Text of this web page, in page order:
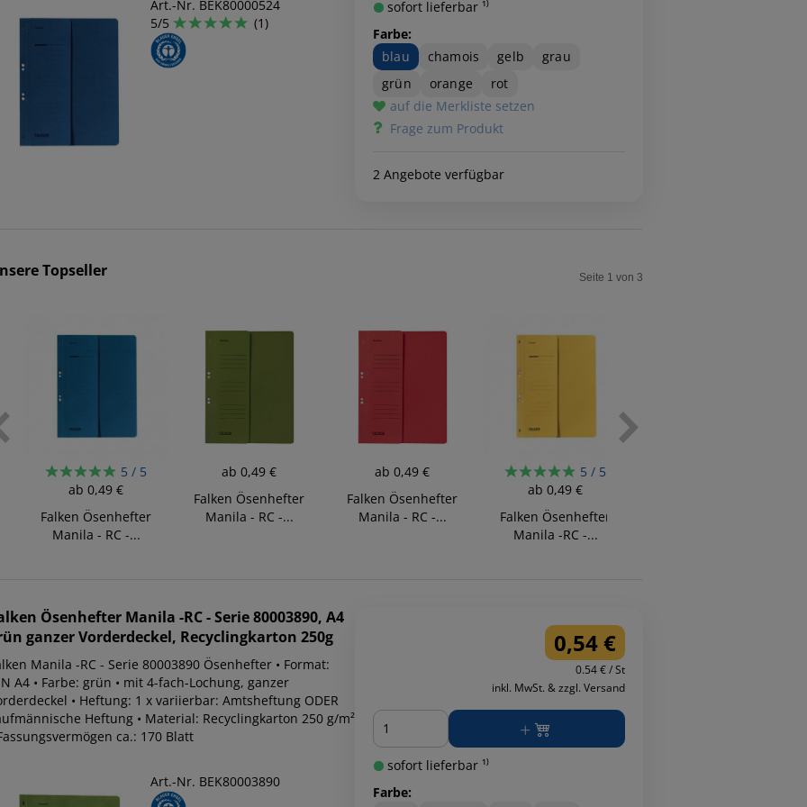
Art.-Nr. BEK80000524
5/5
(1)
sofort lieferbar ¹⁾
Farbe:
blau
chamois gelb
grau
grün
orange
rot
auf die Merkliste setzen
Frage zum Produkt
2 Angebote verfügbar
Topseller
5 / 5
ab 0,49 €
Falken Ösenhefter
Manila - RC -...
ab 0,49 €
Falken Ösenhefter
Manila - RC -...
ab 0,49 €
Falken Ösenhefter
Manila - RC -...
5 / 5
ab 0,49 €
Falken Ösenhefter
Manila -RC -...
Seite 1 von 3
Ösenhefter Manila -RC - Serie 80003890, A4
ganzer Vorderdeckel, Recyclingkarton 250g
Manila -RC - Serie 80003890 Ösenhefter • Format:
A4 • Farbe: grün • mit 4-fach-Lochung, ganzer
• Heftung: 1 x variierbar: Amtsheftung ODER
Heftung • Material: Recyclingkarton 250 g/m²
ca.: 170 Blatt
Art.-Nr. BEK80003890
0,54 €
0.54 € / St
inkl. MwSt. & zzgl. Versand
Menge
sofort lieferbar ¹⁾
Farbe: